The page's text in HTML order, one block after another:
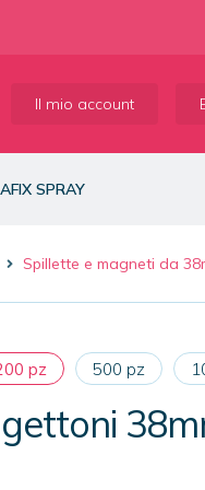
Il mio account
SPRAY
Spillette e magneti da
pz 500 pz